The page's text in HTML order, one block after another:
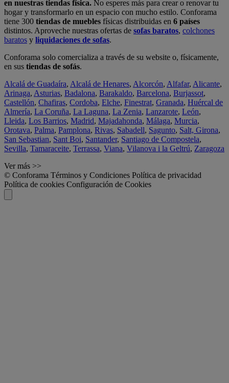
en nuestras tiendas física. No esperes más para crear o renovar tu
hogar y transformarlo en un espacio con mucho estilo. Conforama
tiene 300 tiendas de muebles físicas distribuidas en 6 países
distintos. Aproveche nuestras ofertas de sofas baratos, colchones
baratos y liquidaciones de sofas.
Conforama solo comercializa a través de su website o, físicamente,
en sus tiendas de sofás.
Alcalá de Guadaíra, Alcalá de Henares, Alcorcón, Alfafar, Alicante,
Arinaga, Asturias, Badalona, Barakaldo, Barcelona, Burjassot,
Castellón, Chafiras, Cordoba, Elche, Finestrat, Granada, Huércal de
Almería, La Coruña, La Laguna, La Zenia, Lanzarote, León,
Lleida, Los Barrios, Madrid, Majadahonda, Málaga, Murcia,
Orotava, Palma, Pamplona, Rivas, Sabadell, Sagunto, Salt, Girona,
San Sebastian, Sant Boi, Santander, Santiago de Compostela,
Sevilla, Tamaraceite, Terrassa, Viana, Vilanova i la Geltrú, Zaragoza
Ver más >>
© Conforama Términos y Condiciones Política de privacidad
Política de cookies Configuración de Cookies